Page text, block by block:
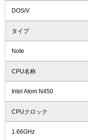
DOS/V
タイプ
Note
CPU名称
Intel Atom N450
CPUクロック
1.66GHz